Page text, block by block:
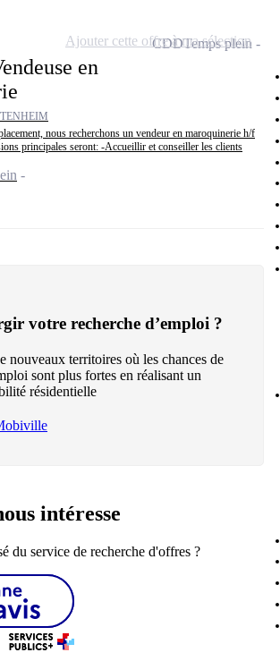
en
nous recherchons un vendeur en maroquinerie h/f
principales seront: -Accueillir et conseiller les clients
CDDTemps plein
Ajouter cette offre à ma sélection
votre recherche d’emploi ?
nouveaux territoires où les chances de
sont plus fortes en réalisant un
résidentielle
intéresse
du service de recherche d'offres ?